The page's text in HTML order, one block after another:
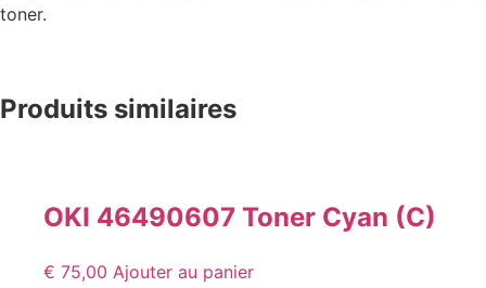
toner.
Produits similaires
OKI 46490607 Toner Cyan (C)
€ 75,00 Ajouter au panier